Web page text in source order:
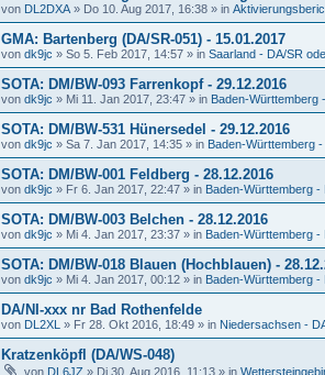
von DL2DXA » Do 10. Aug 2017, 16:38 » in
GMA: Bartenberg (DA/SR-051) - 15.01.2017
von dk9jc » So 5. Feb 2017, 14:57 » in Saarland - DA/SR
SOTA: DM/BW-093 Farrenkopf - 29.12.2016
von dk9jc » Mi 11. Jan 2017, 23:47 » in Baden-Württemberg
SOTA: DM/BW-531 Hünersedel - 29.12.2016
von dk9jc » Sa 7. Jan 2017, 14:35 » in Baden-Württemberg
SOTA: DM/BW-001 Feldberg - 28.12.2016
von dk9jc » Fr 6. Jan 2017, 22:47 » in Baden-Württemberg -
SOTA: DM/BW-003 Belchen - 28.12.2016
von dk9jc » Mi 4. Jan 2017, 23:37 » in Baden-Württemberg -
SOTA: DM/BW-018 Blauen (Hochblauen) -
von dk9jc » Mi 4. Jan 2017, 00:12 » in Baden-Württemberg -
DA/NI-xxx nr Bad Rothenfelde
von DL2XL » Fr 28. Okt 2016, 18:49 » in Niedersachsen -
Kratzenköpfl (DA/WS-048)
von DL6JZ » Di 30. Aug 2016, 11:13 » in